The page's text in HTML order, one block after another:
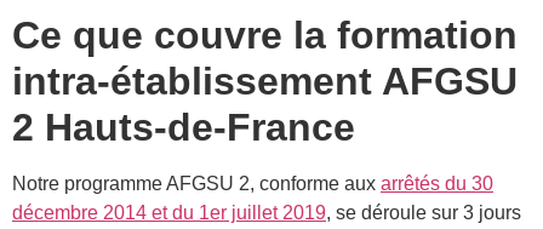
Ce que couvre la formation
intra-établissement AFGSU
2 Hauts-de-France
Notre programme AFGSU 2, conforme aux arrêtés du 30
décembre 2014 et du 1er juillet 2019, se déroule sur 3 jours